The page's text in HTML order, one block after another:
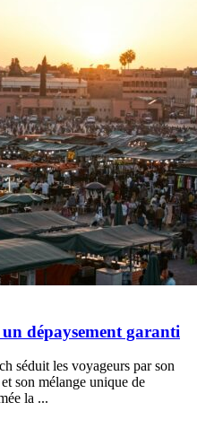
dépaysement garanti
séduit les voyageurs par son
son mélange unique de
la ...